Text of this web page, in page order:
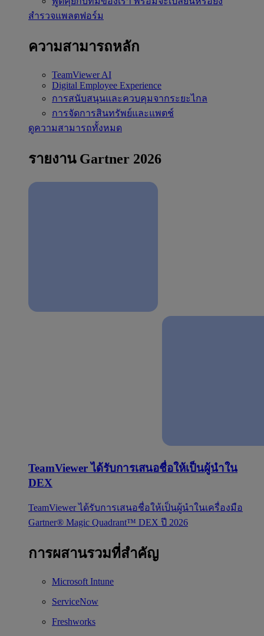
สำรวจแพลตฟอร์ม
ความสามารถหลัก
TeamViewer AI
Digital Employee Experience
การสนับสนุนและควบคุมจากระยะไกล
การจัดการสินทรัพย์และแพตช์
ดูความสามารถทั้งหมด
รายงาน Gartner 2026
TeamViewer ได้รับการเสนอชื่อให้เป็นผู้นำใน
DEX
TeamViewer ได้รับการเสนอชื่อให้เป็นผู้นำในเครื่องมือ
Gartner® Magic Quadrant™ DEX ปี 2026
การผสานรวมที่สำคัญ
Microsoft Intune
ServiceNow
Freshworks